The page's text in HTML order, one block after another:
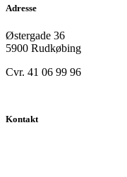
Adresse
Østergade 36
5900 Rudkøbing
Cvr. 41 06 99 96
Kontakt